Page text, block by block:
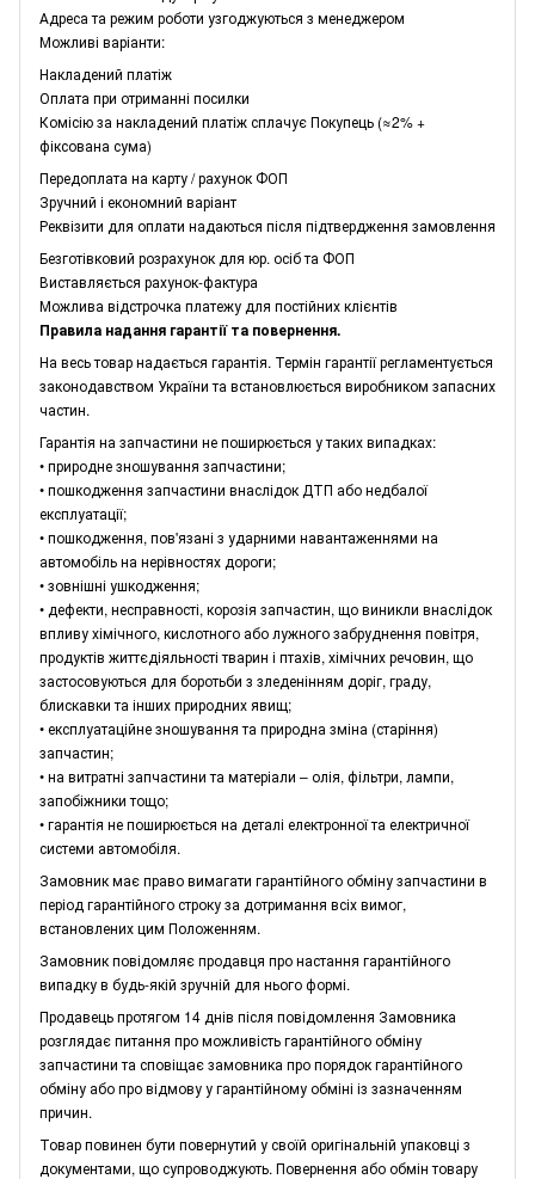
Адреса та режим роботи узгоджуються з менеджером
Можливі варіанти:
Накладений платіж
Оплата при отриманні посилки
Комісію за накладений платіж сплачує Покупець (≈2% +
фіксована сума)
Передоплата на карту / рахунок ФОП
Зручний і економний варіант
Реквізити для оплати надаються після підтвердження замовлення
Безготівковий розрахунок для юр. осіб та ФОП
Виставляється рахунок-фактура
Можлива відстрочка платежу для постійних клієнтів
Правила надання гарантії та повернення.
На весь товар надається гарантія. Термін гарантії регламентується
законодавством України та встановлюється виробником запасних
частин.
Гарантія на запчастини не поширюється у таких випадках:
• природне зношування запчастини;
• пошкодження запчастини внаслідок ДТП або недбалої
експлуатації;
• пошкодження, пов'язані з ударними навантаженнями на
автомобіль на нерівностях дороги;
• зовнішні ушкодження;
• дефекти, несправності, корозія запчастин, що виникли внаслідок
впливу хімічного, кислотного або лужного забруднення повітря,
продуктів життєдіяльності тварин і птахів, хімічних речовин, що
застосовуються для боротьби з зледенінням доріг, граду,
блискавки та інших природних явищ;
• експлуатаційне зношування та природна зміна (старіння)
запчастин;
• на витратні запчастини та матеріали – олія, фільтри, лампи,
запобіжники тощо;
• гарантія не поширюється на деталі електронної та електричної
системи автомобіля.
Замовник має право вимагати гарантійного обміну запчастини в
період гарантійного строку за дотримання всіх вимог,
встановлених цим Положенням.
Замовник повідомляє продавця про настання гарантійного
випадку в будь-якій зручній для нього формі.
Продавець протягом 14 днів після повідомлення Замовника
розглядає питання про можливість гарантійного обміну
запчастини та сповіщає замовника про порядок гарантійного
обміну або про відмову у гарантійному обміні із зазначенням
причин.
Товар повинен бути повернутий у своїй оригінальній упаковці з
документами, що супроводжують. Повернення або обмін товару